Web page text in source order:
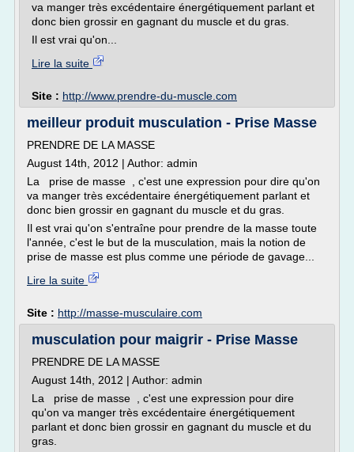
va manger très excédentaire énergétiquement parlant et
donc bien grossir en gagnant du muscle et du gras.
Il est vrai qu'on...
Lire la suite
Site : http://www.prendre-du-muscle.com
meilleur produit musculation - Prise Masse
PRENDRE DE LA MASSE
August 14th, 2012 | Author: admin
La prise de masse , c'est une expression pour dire qu'on
va manger très excédentaire énergétiquement parlant et
donc bien grossir en gagnant du muscle et du gras.
Il est vrai qu'on s'entraîne pour prendre de la masse toute
l'année, c'est le but de la musculation, mais la notion de
prise de masse est plus comme une période de gavage...
Lire la suite
Site : http://masse-musculaire.com
musculation pour maigrir - Prise Masse
PRENDRE DE LA MASSE
August 14th, 2012 | Author: admin
La prise de masse , c'est une expression pour dire
qu'on va manger très excédentaire énergétiquement
parlant et donc bien grossir en gagnant du muscle et du
gras.